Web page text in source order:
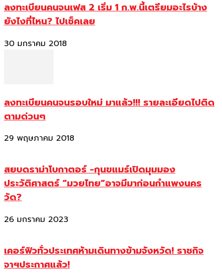
ลงทะเบียนคนจนเฟส 2 เริ่ม 1 ก.พ.นี้เตรียมอะไรบ้าง
ยังไงที่ไหน? ไปเช็คเลย
30 มกราคม 2018
ลงทะเบียนคนจนรอบใหม่ มาแล้ว!!! รายละเอียดไปติด
ตามด่วนๆ
29 พฤษภาคม 2018
สยบดราม่าโบกาตอร์ -กุนขแมร์เปิดมุมมอง
ประวัติศาสตร์ “มวยไทย”อาจมีมาก่อนกำแพงนคร
วัด?
26 มกราคม 2023
เคอร์ฟิวทั่วประเทศห้ามเดินทางข้ามจังหวัด! ราชกิจ
จาฯประกาศแล้ว!